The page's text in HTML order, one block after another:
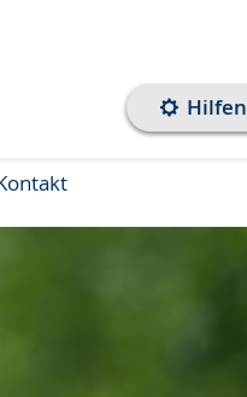
Hilfen